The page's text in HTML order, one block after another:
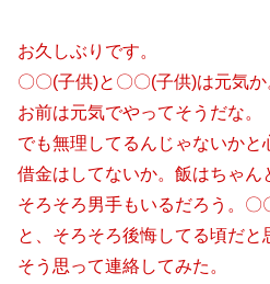
お久しぶりです。
〇〇(子供)と〇〇(子供)は元気か
お前は元気でやってそうだな。
でも無理してるんじゃないかと
借金はしてないか。飯はちゃん
そろそろ男手もいるだろう。〇
と、そろそろ後悔してる頃だと
そう思って連絡してみた。